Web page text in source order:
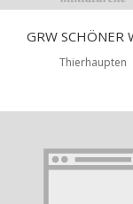
Thierhaupten